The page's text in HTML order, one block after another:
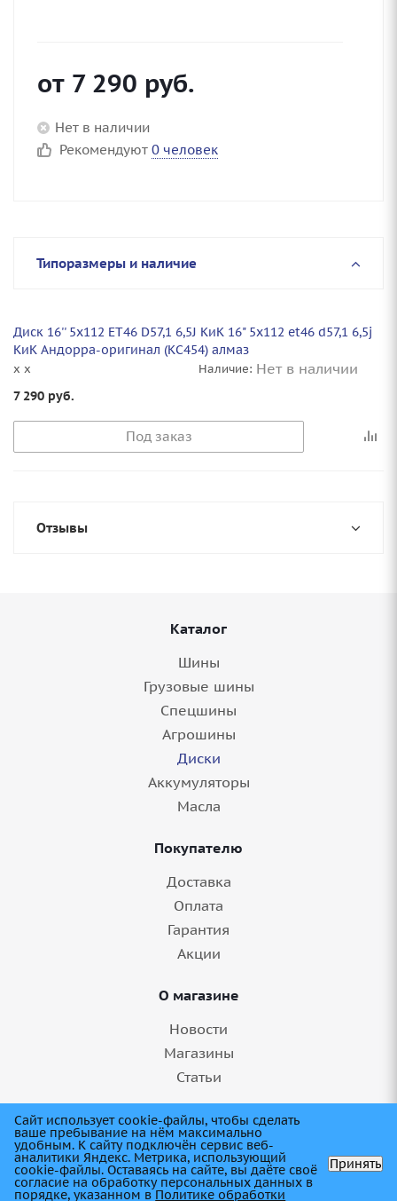
от 7 290 руб.
Нет в наличии
Рекомендуют 0 человек
Типоразмеры и наличие
Диск 16'' 5x112 ET46 D57,1 6,5J КиК 16" 5x112 et46 d57,1 6,5j
КиК Андорра-оригинал (КС454) алмаз
x x Наличие: Нет в наличии
7 290 руб.
Под заказ
Отзывы
Каталог
Шины
Грузовые шины
Спецшины
Агрошины
Диски
Аккумуляторы
Масла
Покупателю
Доставка
Оплата
Гарантия
Акции
О магазине
Новости
Магазины
Статьи
8 (845) 275-99-11
Сайт использует cookie-файлы, чтобы сделать
ваше пребывание на нём максимально
удобным. К cайту подключён сервис веб-
аналитики Яндекс. Метрика, использующий
cookie-файлы. Оставаясь на сайте, вы даёте своё
согласие на обработку персональных данных в
порядке, указанном вПолитике обработки
Принять